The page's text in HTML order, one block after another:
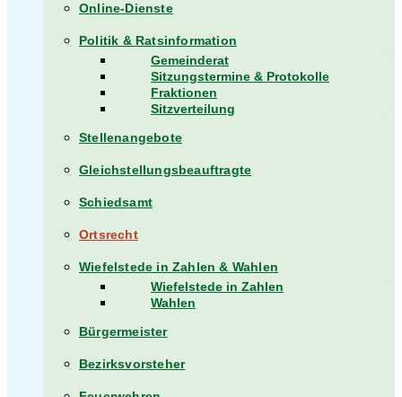
Online-Dienste
Politik & Ratsinformation
Gemeinderat
Sitzungstermine & Protokolle
Fraktionen
Sitzverteilung
Stellenangebote
Gleichstellungsbeauftragte
Schiedsamt
Ortsrecht
Wiefelstede in Zahlen & Wahlen
Wiefelstede in Zahlen
Wahlen
Bürgermeister
Bezirksvorsteher